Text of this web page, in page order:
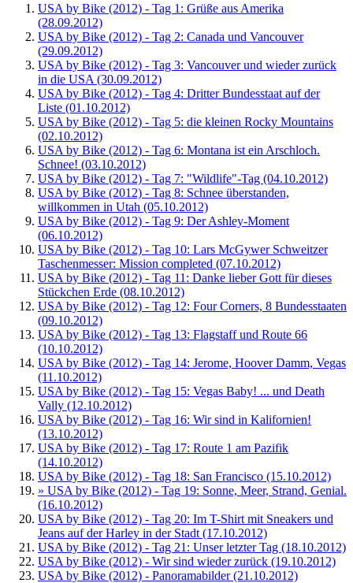
USA by Bike (2012) - Tag 1: Grüße aus Amerika
(28.09.2012)
USA by Bike (2012) - Tag 2: Canada und Vancouver
(29.09.2012)
USA by Bike (2012) - Tag 3: Vancouver und wieder zurück
in die USA (30.09.2012)
USA by Bike (2012) - Tag 4: Dritter Bundesstaat auf der
Liste (01.10.2012)
USA by Bike (2012) - Tag 5: die kleinen Rocky Mountains
(02.10.2012)
USA by Bike (2012) - Tag 6: Montana ist ein Arschloch.
Schnee! (03.10.2012)
USA by Bike (2012) - Tag 7: "Wildlife"-Tag (04.10.2012)
USA by Bike (2012) - Tag 8: Schnee überstanden,
willkommen in Utah (05.10.2012)
USA by Bike (2012) - Tag 9: Der Ashley-Moment
(06.10.2012)
USA by Bike (2012) - Tag 10: Lars McGywer Schweitzer
Taschenmesser: Mission completed (07.10.2012)
USA by Bike (2012) - Tag 11: Danke lieber Gott für dieses
Stückchen Erde (08.10.2012)
USA by Bike (2012) - Tag 12: Four Corners, 8 Bundesstaaten
(09.10.2012)
USA by Bike (2012) - Tag 13: Flagstaff und Route 66
(10.10.2012)
USA by Bike (2012) - Tag 14: Jerome, Hoover Damm, Vegas
(11.10.2012)
USA by Bike (2012) - Tag 15: Vegas Baby! ... und Death
Vally (12.10.2012)
USA by Bike (2012) - Tag 16: Wir sind in Kalifornien!
(13.10.2012)
USA by Bike (2012) - Tag 17: Route 1 am Pazifik
(14.10.2012)
USA by Bike (2012) - Tag 18: San Francisco (15.10.2012)
» USA by Bike (2012) - Tag 19: Sonne, Meer, Strand, Genial.
(16.10.2012)
USA by Bike (2012) - Tag 20: Im T-Shirt mit Sneakers und
Jeans auf der Harley in der Stadt (17.10.2012)
USA by Bike (2012) - Tag 21: Unser letzter Tag (18.10.2012)
USA by Bike (2012) - Wir sind wieder zurück (19.10.2012)
USA by Bike (2012) - Panoramabilder (21.10.2012)